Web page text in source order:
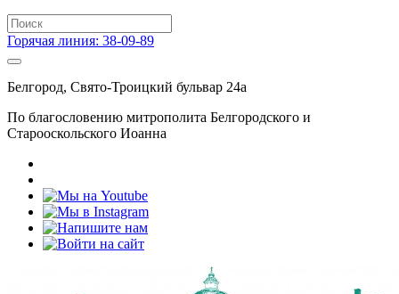
Горячая линия: 38-09-89
Белгород, Свято-Троицкий бульвар 24а
По благословению митрополита Белгородского и
Старооскольского Иоанна